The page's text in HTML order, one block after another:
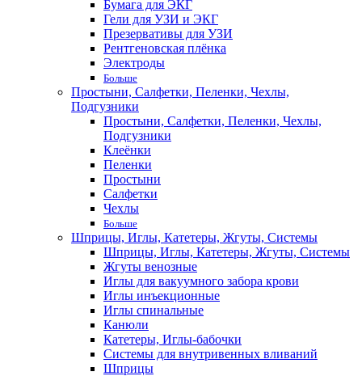
Бумага для ЭКГ
Гели для УЗИ и ЭКГ
Презервативы для УЗИ
Рентгеновская плёнка
Электроды
Больше
Простыни, Салфетки, Пеленки, Чехлы,
Подгузники
Простыни, Салфетки, Пеленки, Чехлы,
Подгузники
Клеёнки
Пеленки
Простыни
Салфетки
Чехлы
Больше
Шприцы, Иглы, Катетеры, Жгуты, Системы
Шприцы, Иглы, Катетеры, Жгуты, Системы
Жгуты венозные
Иглы для вакуумного забора крови
Иглы инъекционные
Иглы спинальные
Канюли
Катетеры, Иглы-бабочки
Системы для внутривенных вливаний
Шприцы